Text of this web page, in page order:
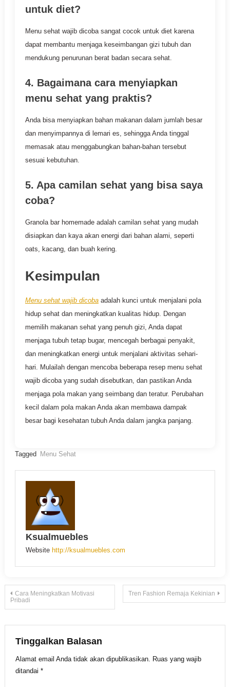
untuk diet?
Menu sehat wajib dicoba sangat cocok untuk diet karena
dapat membantu menjaga keseimbangan gizi tubuh dan
mendukung penurunan berat badan secara sehat.
4. Bagaimana cara menyiapkan
menu sehat yang praktis?
Anda bisa menyiapkan bahan makanan dalam jumlah besar
dan menyimpannya di lemari es, sehingga Anda tinggal
memasak atau menggabungkan bahan-bahan tersebut
sesuai kebutuhan.
5. Apa camilan sehat yang bisa saya
coba?
Granola bar homemade adalah camilan sehat yang mudah
disiapkan dan kaya akan energi dari bahan alami, seperti
oats, kacang, dan buah kering.
Kesimpulan
Menu sehat wajib dicobaadalah kunci untuk menjalani pola
hidup sehat dan meningkatkan kualitas hidup. Dengan
memilih makanan sehat yang penuh gizi, Anda dapat
menjaga tubuh tetap bugar, mencegah berbagai penyakit,
dan meningkatkan energi untuk menjalani aktivitas sehari-
hari. Mulailah dengan mencoba beberapa resep menu sehat
wajib dicoba yang sudah disebutkan, dan pastikan Anda
menjaga pola makan yang seimbang dan teratur. Perubahan
kecil dalam pola makan Anda akan membawa dampak
besar bagi kesehatan tubuh Anda dalam jangka panjang.
Tagged Menu Sehat
Ksualmuebles
Website http://ksualmuebles.com
Navigasi
Cara Meningkatkan Motivasi
Pribadi
Tren Fashion Remaja Kekinian
Tinggalkan Balasan
Alamat email Anda tidak akan dipublikasikan.
Ruas yang wajib
ditandai *